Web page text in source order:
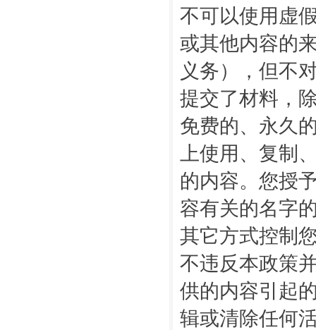
不可以使用虚
或其他内容的
义务），但不
提交了材料，
免费的、永久
上使用、复制
的内容。您授
容有关的名字
其它方式控制
不违反本政策
供的内容引起
辑或清除任何